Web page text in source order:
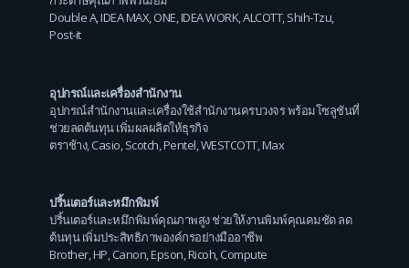
Double A,IDEA MAX,ONE,IDEA WORK,ALCOTT,Shih-Tzu,
Post-it
อุปกรณ์และเครื่องสำนักงาน
อุปกรณ์สำนักงานและเครื่องใช้สำนักงานครบวงจร พร้อมโซลูชันที่
ช่วยลดต้นทุน เพิ่มผลผลิตให้ธุรกิจ
ตราช้าง, Casio Scotch Pentel WESTCOTT, Max
ปริ้นเตอร์และหมึกพิมพ์
ปริ้นเตอร์และหมึกพิมพ์คุณภาพสูง ช่วยให้งานพิมพ์คุณคมชัด ลด
ต้นทุน เพิ่มประสิทธิภาพองค์กรอย่างมืออาชีพ
Brother,HP,Canon,Epson,Ricoh,Compute